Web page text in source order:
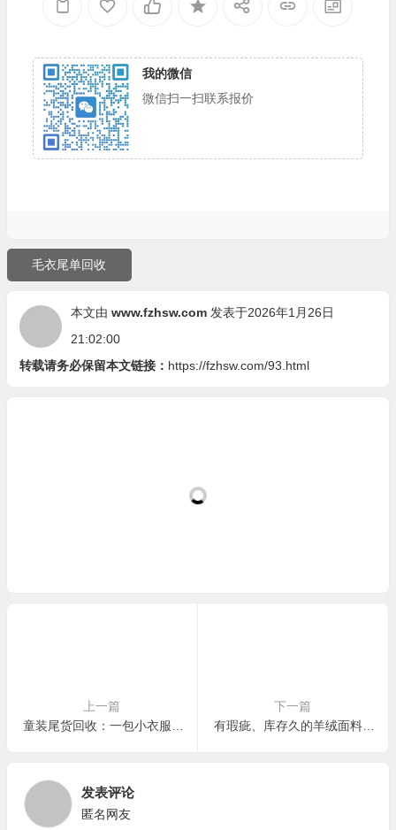
我的微信
微信扫一扫联系报价
毛衣尾单回收
本文由 www.fzhsw.com 发表于2026年1月26日
21:02:00
转载请务必保留本文链接： https://fzhsw.com/93.html
上一篇
下一篇
有瑕疵、库存久的羊绒面料能回收吗？行家揭秘：不仅能，价值还不低！
发表评论
匿名网友